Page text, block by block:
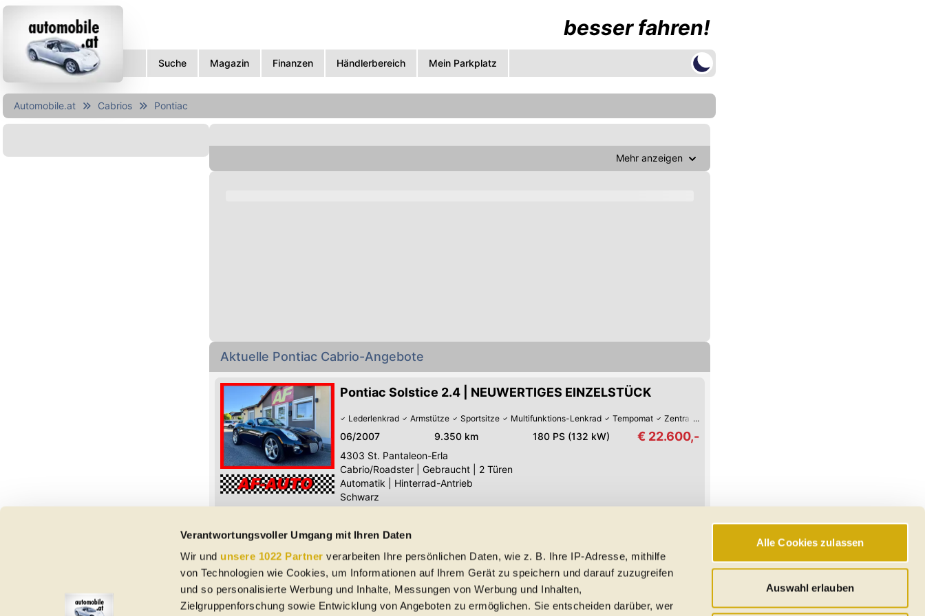
Verantwortungsvoller Umgang mit Ihren Daten
Wir und unsere 1022 Partner verarbeiten Ihre persönlichen Daten, wie z. B. Ihre IP-Adresse, mithilfe
von Technologien wie Cookies, um Informationen auf Ihrem Gerät zu speichern und darauf zuzugreifen
und so personalisierte Werbung und Inhalte, Messungen von Werbung und Inhalten,
Zielgruppenforschung sowie Entwicklung von Angeboten zu ermöglichen. Sie entscheiden darüber, wer
Alle Cookies zulassen
Auswahl erlauben
besser fahren!
Suche Magazin Finanzen Händlerbereich Mein Parkplatz
Automobile.at Cabrios Pontiac
Mehr anzeigen
Aktuelle Pontiac Cabrio-Angebote
Pontiac Solstice 2.4 | NEUWERTIGES EINZELSTÜCK
Lederlenkrad Armstütze Sportsitze Multifunktions-Lenkrad Tempomat Zentralverriegelung
06/2007 9.350 km 180 PS (132 kW) € 22.600,-
4303 St. Pantaleon-Erla
Cabrio/Roadster
Gebraucht
2 Türen
Automatik
Hinterrad-Antrieb
Schwarz
Alle Pontiac Cabrio-Angebote
Vorbehaltlich Irrtümer, Schreibfehler und Zwischenverkauf. Hinweis: Technische Daten, Verbrauchswerte, Reichweiten
etc. beziehen sich auf EU-Normen sowie auf Neuwagen. automobile.at übernimmt entsprechend den
Nutzungsbedingungen keine Gewähr für die Richtigkeit der Angaben.